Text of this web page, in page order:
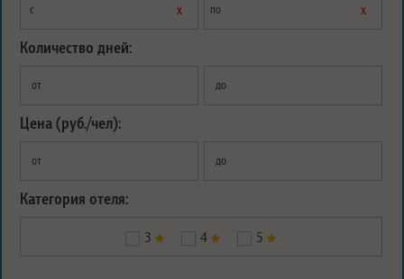
с х по х
Количество дней:
от до
Цена (руб./чел):
от до
Категория отеля:
3 4 5